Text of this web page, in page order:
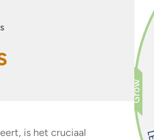
is het cruciaal